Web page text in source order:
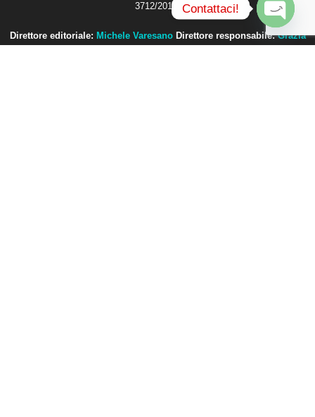
3712/2018.
Direttore editoriale: Michele Varesano Direttore responsabile:Grazia
Contattaci!
O